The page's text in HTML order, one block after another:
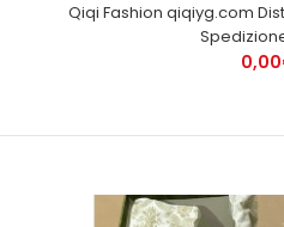
Qiqi Fashion qiqiyg.com